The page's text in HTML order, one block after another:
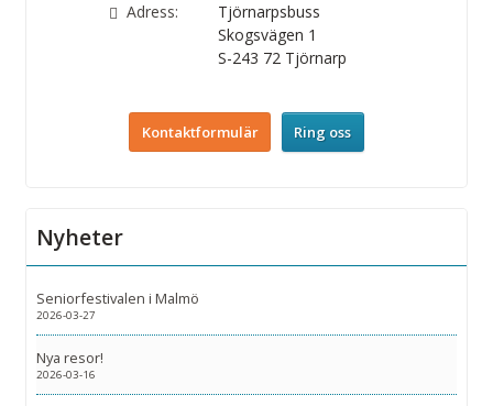
Adress:
Tjörnarpsbuss
Skogsvägen 1
S-243 72 Tjörnarp
Kontaktformulär Ring oss
Nyheter
Seniorfestivalen i Malmö
2026-03-27
Nya resor!
2026-03-16